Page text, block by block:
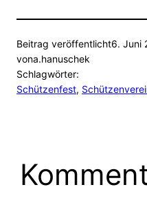
Beitrag veröffentlicht6. Juni
vona.hanuschek
Schlagwörter:
Schützenfest,